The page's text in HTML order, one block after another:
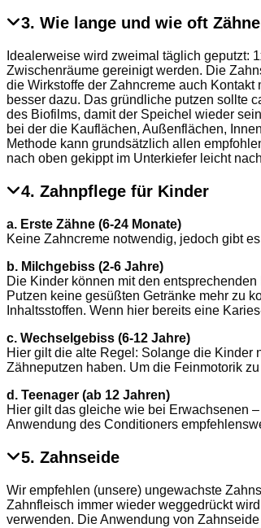
3. Wie lange und wie oft
Idealerweise wird zweimal täglich geputzt:
Zwischenräume gereinigt werden. Die
die Wirkstoffe der Zahncreme auch
besser dazu. Das gründliche putzen sollte
des Biofilms, damit der Speichel wieder
bei der die Kauflächen, Außenflächen,
Methode kann grundsätzlich allen
nach oben gekippt im Unterkiefer leicht
4. Zahnpflege für Kinder
a. Erste Zähne (6-24 Monate)
Keine Zahncreme notwendig, jedoch gibt
b. Milchgebiss (2-6 Jahre)
Die Kinder können mit den
Putzen keine gesüßten Getränke mehr zu
Inhaltsstoffen. Wenn hier bereits eine
c. Wechselgebiss (6-12 Jahre)
Hier gilt die alte Regel: Solange die Kinder
Zähneputzen haben. Um die Feinmotorik
d. Teenager (ab 12 Jahren)
Hier gilt das gleiche wie bei Erwachsenen
Anwendung des Conditioners
5. Zahnseide
Wir empfehlen (unsere) ungewachste
Zahnfleisch immer wieder weggedrückt
verwenden. Die Anwendung von